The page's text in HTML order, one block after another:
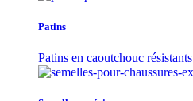
Patins
Patins en caoutchouc résistants